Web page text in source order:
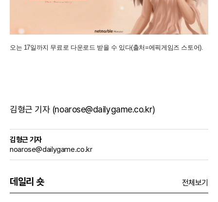
오는 17일까지 무료로 다운로드 받을 수 있다(출처=에픽게임즈 스토어).
김형근 기자 (noarose@dailygame.co.kr)
김형근 기자
noarose@dailygame.co.kr
데일리 숏 전체보기